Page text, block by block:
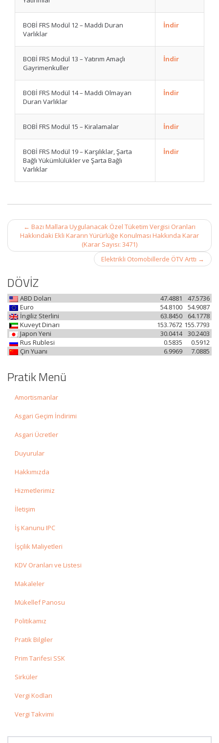
BOBİ FRS Modül 12 – Maddi Duran
Varlıklar
İndir
BOBİ FRS Modül 13 – Yatırım Amaçlı
Gayrimenkuller
İndir
BOBİ FRS Modül 14 – Maddi Olmayan
Duran Varlıklar
İndir
BOBİ FRS Modül 15 – Kiralamalar İndir
BOBİ FRS Modül 19 – Karşılıklar, Şarta
Bağlı Yükümlülükler ve Şarta Bağlı
Varlıklar
İndir
Post
navigation
← Bazı Mallara Uygulanacak Özel Tüketim Vergisi Oranları
Hakkındaki Ekli Kararın Yürürlüğe Konulması Hakkında Karar
(Karar Sayısı: 3471)
Elektrikli Otomobillerde ÖTV Arttı →
DÖVİZ
ABD Doları 47.5736
47.4881
Euro
54.9087
54.8100
İngiliz Sterlini
64.1778
63.8450
Kuveyt Dinarı
155.7793
153.7672
Japon Yeni
30.2403
30.0414
Rus Rublesi
0.5912
0.5835
Çin Yuanı
7.0885
6.9969
Pratik Menü
Amortismanlar
Asgari Geçim İndirimi
Asgari Ücretler
Duyurular
Hakkımızda
Hizmetlerimiz
İletişim
İş Kanunu IPC
İşçilik Maliyetleri
KDV Oranları ve Listesi
Makaleler
Mükellef Panosu
Politikamız
Pratik Bilgiler
Prim Tarifesi SSK
Sirküler
Vergi Kodları
Vergi Takvimi